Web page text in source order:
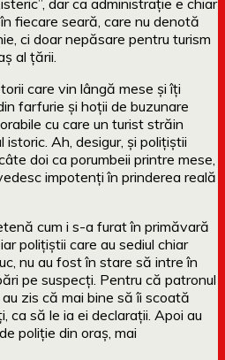
fiecare seară, care nu denotă
ci doar nepăsare pentru turism
al ţării.
care vin lângă mese şi îţi
farfurie și hoții de buzunare
cu care un turist străin
Ah, desigur, și polițiștii
doi ca porumbeii printre mese,
impotenți în prinderea reală
cum i s-a furat în primăvară
polițiștii care au sediul chiar
nu au fost în stare să intre în
pe suspecți. Pentru că patronul
zis că mai bine să îi scoată
ca să le ia ei declarații. Apoi au
poliție din oraș, mai